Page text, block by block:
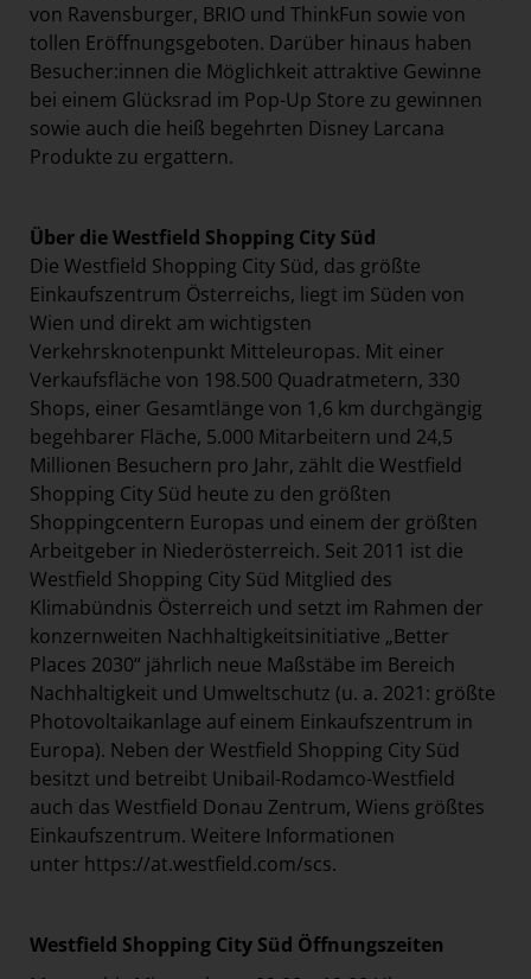
von Ravensburger, BRIO und ThinkFun sowie von
tollen Eröffnungsgeboten. Darüber hinaus haben
Besucher:innen die Möglichkeit attraktive Gewinne
bei einem Glücksrad im Pop-Up Store zu gewinnen
sowie auch die heiß begehrten Disney Larcana
Produkte zu ergattern.
Über die Westfield Shopping City Süd
Die Westfield Shopping City Süd, das größte
Einkaufszentrum Österreichs, liegt im Süden von
Wien und direkt am wichtigsten
Verkehrsknotenpunkt Mitteleuropas. Mit einer
Verkaufsfläche von 198.500 Quadratmetern, 330
Shops, einer Gesamtlänge von 1,6 km durchgängig
begehbarer Fläche, 5.000 Mitarbeitern und 24,5
Millionen Besuchern pro Jahr, zählt die Westfield
Shopping City Süd heute zu den größten
Shoppingcentern Europas und einem der größten
Arbeitgeber in Niederösterreich. Seit 2011 ist die
Westfield Shopping City Süd Mitglied des
Klimabündnis Österreich und setzt im Rahmen der
konzernweiten Nachhaltigkeitsinitiative „Better
Places 2030“ jährlich neue Maßstäbe im Bereich
Nachhaltigkeit und Umweltschutz (u. a. 2021: größte
Photovoltaikanlage auf einem Einkaufszentrum in
Europa). Neben der Westfield Shopping City Süd
besitzt und betreibt Unibail-Rodamco-Westfield
auch das Westfield Donau Zentrum, Wiens größtes
Einkaufszentrum. Weitere Informationen
unter https://at.westfield.com/scs.
Westfield Shopping City Süd Öffnungszeiten